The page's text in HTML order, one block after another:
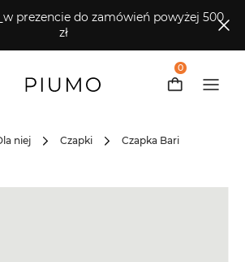
w prezencie do zamówień powyżej 500
zł
0
niej Czapki Czapka Bari